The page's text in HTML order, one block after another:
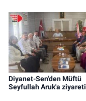
Diyanet-Sen'den Müftü
Seyfullah Aruk'a ziyareti